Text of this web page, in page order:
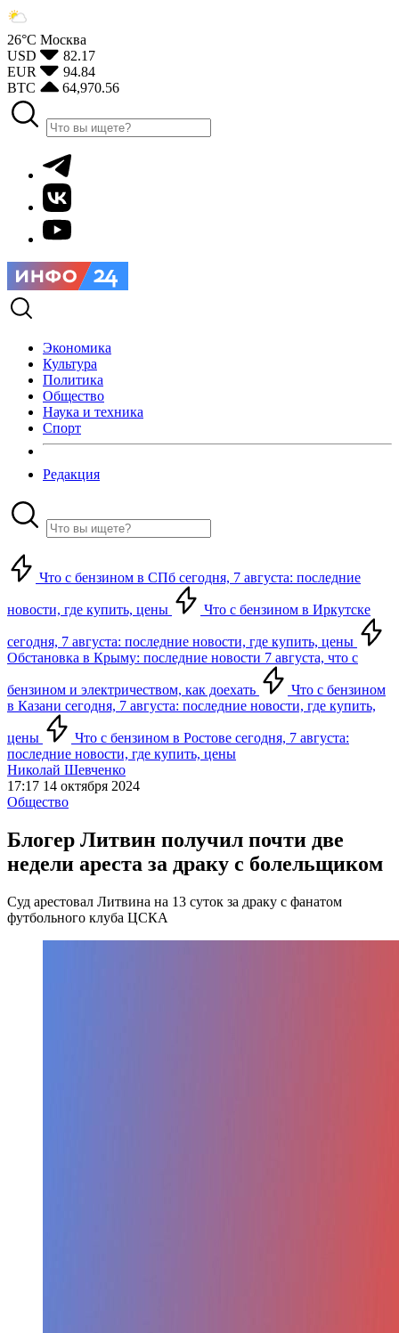
26°С Москва
USD
82.17
EUR
94.84
BTC
64,970.56
Экономика
Культура
Политика
Общество
Наука и техника
Спорт
Редакция
Что с бензином в СПб сегодня, 7 августа: последние
новости, где купить, цены Что с бензином в Иркутске
сегодня, 7 августа: последние новости, где купить, цены
Обстановка в Крыму: последние новости 7 августа, что с
бензином и электричеством, как доехать
Что с бензином
в Казани сегодня, 7 августа: последние новости, где купить,
цены
Что с бензином в Ростове сегодня, 7 августа:
последние новости, где купить, цены
Николай Шевченко
17:17 14 октября 2024
Общество
Блогер Литвин получил почти две
недели ареста за драку с болельщиком
Суд арестовал Литвина на 13 суток за драку с фанатом
футбольного клуба ЦСКА